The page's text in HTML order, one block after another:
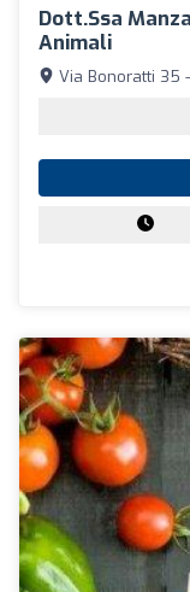
Dott.ssa
Animali
Via Bonoratti 35